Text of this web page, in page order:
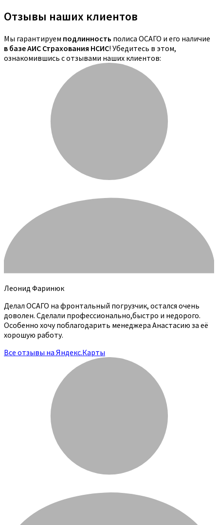
Отзывы наших клиентов
Мы гарантируем подлинность полиса ОСАГО и его наличие
в базе АИС Страхования НСИС! Убедитесь в этом,
ознакомившись с отзывами наших клиентов:
Леонид Фаринюк
Делал ОСАГО на фронтальный погрузчик, остался очень
доволен. Сделали профессионально,быстро и недорого.
Особенно хочу поблагодарить менеджера Анастасию за её
хорошую работу.
Все отзывы на Яндекс.Карты